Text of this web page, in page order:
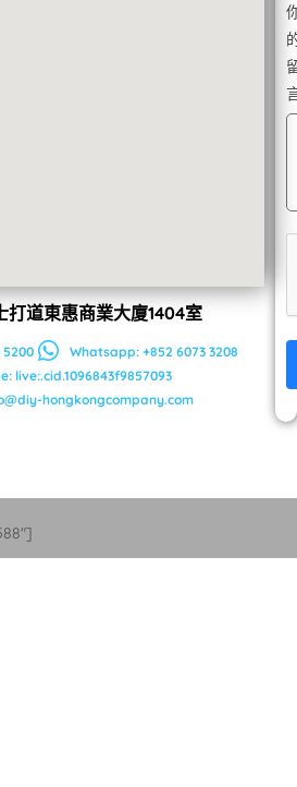
打道東惠商業大廈1404室
5200
Whatsapp: +852 6073 3208
live:.cid.1096843f9857093
hongkongcompany.com